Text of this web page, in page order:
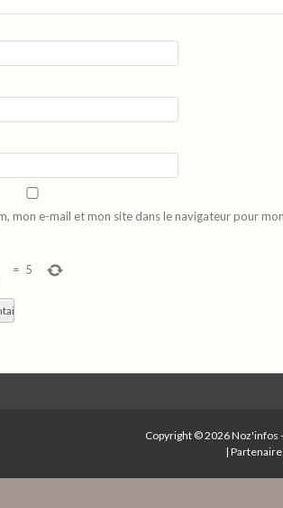
mon e-mail et mon site dans le navigateur pour
= 5
Copyright © 2026Noz'infos
|